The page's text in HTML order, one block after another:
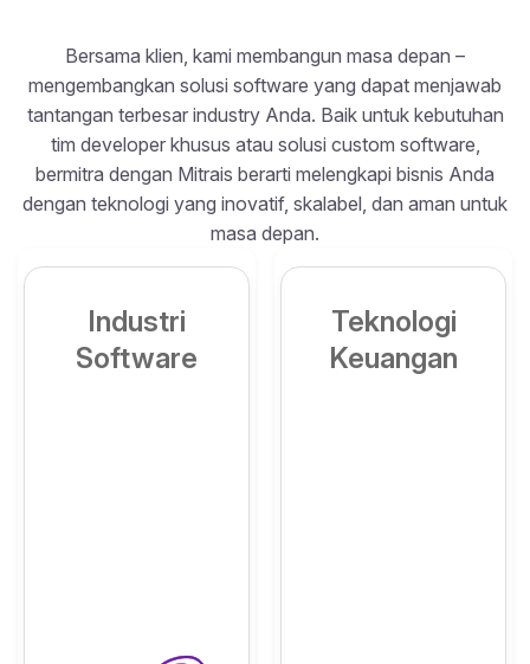
Bersama klien, kami membangun masa depan –
mengembangkan solusi software yang dapat menjawab
tantangan terbesar industry Anda. Baik untuk kebutuhan
tim developer khusus atau solusi custom software,
bermitra dengan Mitrais berarti melengkapi bisnis Anda
dengan teknologi yang inovatif, skalabel, dan aman untuk
masa depan.
Industri
Software
Teknologi
Keuangan